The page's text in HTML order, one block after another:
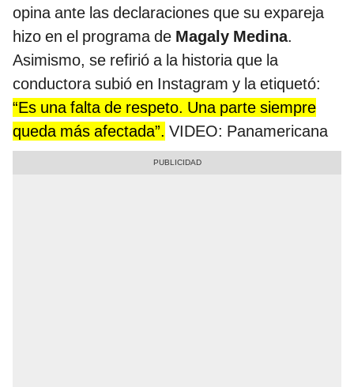
opina ante las declaraciones que su expareja
hizo en el programa de Magaly Medina.
Asimismo, se refirió a la historia que la
conductora subió en Instagram y la etiquetó:
“Es una falta de respeto. Una parte siempre
queda más afectada”. VIDEO: Panamericana